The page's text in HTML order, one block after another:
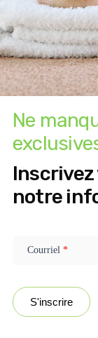
Formulaire
de contact -
page
Nom
Téléphone
Courriel
Message
Ne
Inscrivez
notre
Courriel *
S'inscrire